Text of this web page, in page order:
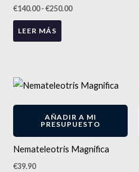
€140.00- €250.00
LEER MÁS
AÑADIR A MI
PRESUPUESTO
Nemateleotris Magnifica
€39.90